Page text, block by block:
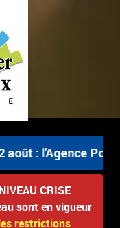
août : l'Agence
CRISE
sont en vigueur
restrictions